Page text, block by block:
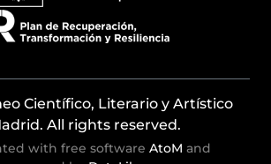
Científico, Literario y Artístico
All rights reserved.
with free software AtoM and